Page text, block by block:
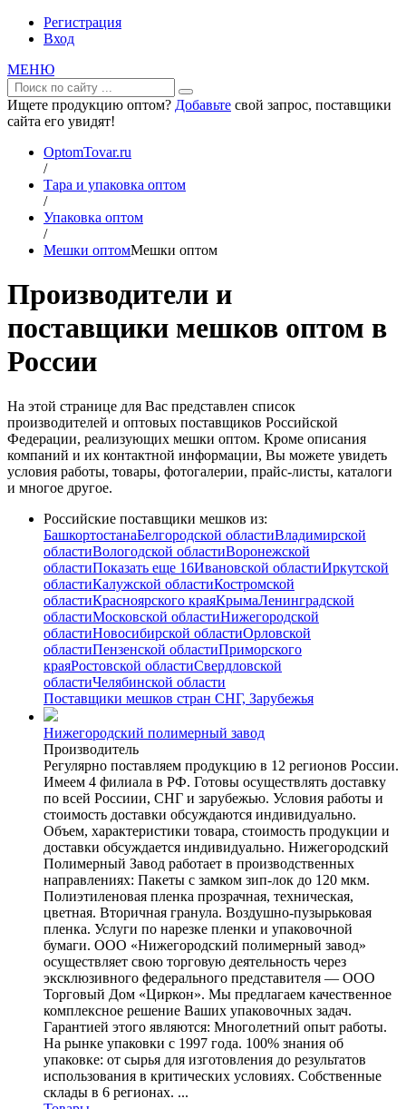
Регистрация
Вход
МЕНЮ
Ищете продукцию оптом? Добавьте свой запрос, поставщики
сайта его увидят!
OptomTovar.ru
/
Тара и упаковка оптом
/
Упаковка оптом
/
Мешки оптомМешки оптом
Производители и
поставщики мешков оптом в
России
На этой странице для Вас представлен список
производителей и оптовых поставщиков Российской
Федерации, реализующих мешки оптом. Кроме описания
компаний и их контактной информации, Вы можете увидеть
условия работы, товары, фотогалерии, прайс-листы, каталоги
и многое другое.
Российские поставщики мешков из:
БашкортостанаБелгородской областиВладимирской
областиВологодской областиВоронежской
областиПоказать еще 16Ивановской областиИркутской
областиКалужской областиКостромской
областиКрасноярского краяКрымаЛенинградской
областиМосковской областиНижегородской
областиНовосибирской областиОрловской
областиПензенской областиПриморского
краяРостовской областиСвердловской
областиЧелябинской области
Поставщики мешков стран СНГ, Зарубежья
Нижегородский полимерный завод
Производитель
Регулярно поставляем продукцию в 12 регионов России.
Имеем 4 филиала в РФ. Готовы осуществлять доставку
по всей Россиии, СНГ и зарубежью. Условия работы и
стоимость доставки обсуждаются индивидуально.
Объем, характеристики товара, стоимость продукции и
доставки обсуждается индивидуально. Нижегородский
Полимерный Завод работает в производственных
направлениях: Пакеты с замком зип-лок до 120 мкм.
Полиэтиленовая пленка прозрачная, техническая,
цветная. Вторичная гранула. Воздушно-пузырьковая
пленка. Услуги по нарезке пленки и упаковочной
бумаги. ООО «Нижегородский полимерный завод»
осуществляет свою торговую деятельность через
эксклюзивного федерального представителя — ООО
Торговый Дом «Циркон». Мы предлагаем качественное
комплексное решение Ваших упаковочных задач.
Гарантией этого являются: Многолетний опыт работы.
На рынке упаковки с 1997 года. 100% знания об
упаковке: от сырья для изготовления до результатов
использования в критических условиях. Собственные
склады в 6 регионах. ...